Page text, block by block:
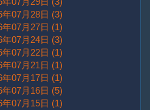
年07月28日 (3)
年07月27日 (1)
年07月24日 (3)
年07月22日 (1)
年07月21日 (1)
年07月17日 (1)
年07月16日 (5)
年07月15日 (1)